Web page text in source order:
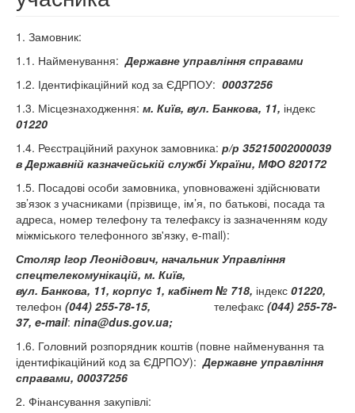
1. Замовник:
1.1. Найменування:Державне управління справами
1.2. Ідентифікаційний код за ЄДРПОУ: 00037256
1.3. Місцезнаходження: м. Київ, вул. Банкова, 11, індекс
01220
1.4. Реєстраційний рахунок замовника: р/р 35215002000039
в Державній казначейській службі України, МФО 820172
1.5. Посадові особи замовника, уповноважені здійснювати
зв’язок з учасниками (прізвище, ім’я, по батькові, посада та
адреса, номер телефону та телефаксу із зазначенням коду
міжміського телефонного зв'язку, e-mail):
Столяр Ігор Леонідович, начальник Управління
спецтелекомунікацій, м. Київ,
вул. Банкова, 11, корпус 1, кабінет № 718, індекс 01220,
телефон (044) 255-78-15, телефакс (044) 255-78-
37, e-mail: nina@dus.gov.ua;
1.6. Головний розпорядник коштів (повне найменування та
ідентифікаційний код за ЄДРПОУ):Державне управління
справами, 00037256
2. Фінансування закупівлі: